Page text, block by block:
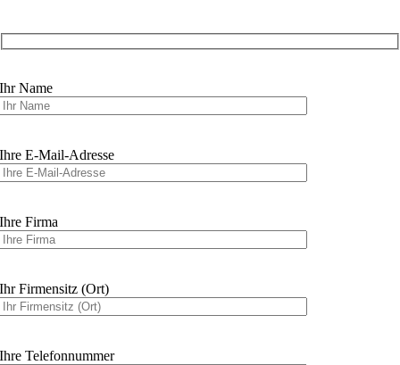
Ihr Name
Ihre E-Mail-Adresse
Ihre Firma
Ihr Firmensitz (Ort)
Ihre Telefonnummer